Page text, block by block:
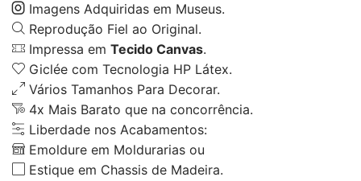
Imagens Adquiridas em Museus.
Reprodução Fiel ao Original.
Impressa em Tecido Canvas.
Giclée com Tecnologia HP Látex.
Vários Tamanhos Para Decorar.
4x Mais Barato que na concorrência.
Liberdade nos Acabamentos:
Emoldure em Moldurarias ou
Estique em Chassis de Madeira.